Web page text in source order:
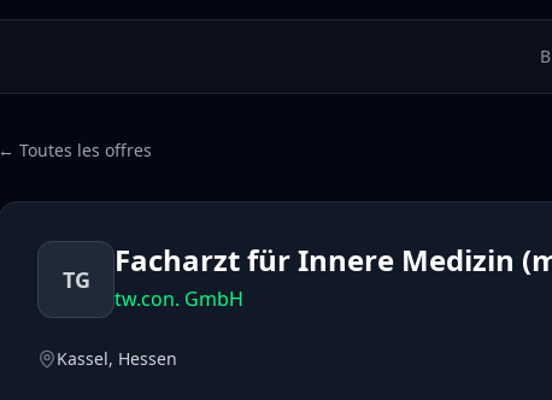
← Toutes les offres
TG Facharzt für Innere Medizin
tw.con. GmbH
Kassel, Hessen